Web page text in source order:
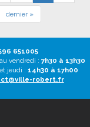
dernier »
651005
vendredi : 7h30 à 13h30
jeudi : 14h30 à 17h00
robert.fr